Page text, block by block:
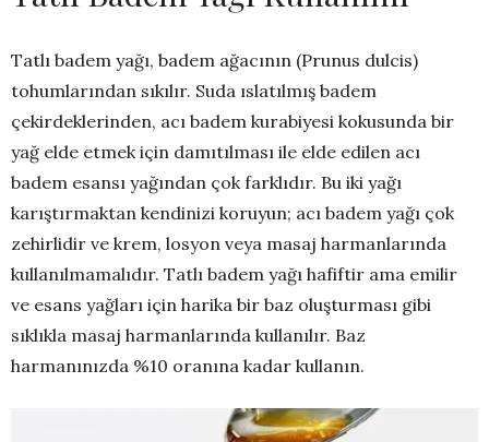
Tatlı badem yağı, badem ağacının (Prunus dulcis)
tohumlarından sıkılır. Suda ıslatılmış badem
çekirdeklerinden, acı badem kurabiyesi kokusunda bir
yağ elde etmek için damıtılması ile elde edilen acı
badem esansı yağından çok farklıdır. Bu iki yağı
karıştırmaktan kendinizi koruyun; acı badem yağı çok
zehirlidir ve krem, losyon veya masaj harmanlarında
kullanılmamalıdır. Tatlı badem yağı hafiftir ama emilir
ve esans yağları için harika bir baz oluşturması gibi
sıklıkla masaj harmanlarında kullanılır. Baz
harmanınızda %10 oranına kadar kullanın.